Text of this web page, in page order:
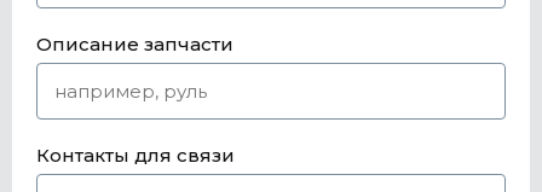
Описание запчасти
Контакты для связи